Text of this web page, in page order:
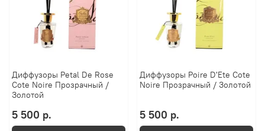
Диффузоры Petal De Rose
Cote Noire Прозрачный /
Золотой
5 500 р.
Диффузоры Poire D'Ete Cote
Noire Прозрачный / Золотой
5 500 р.